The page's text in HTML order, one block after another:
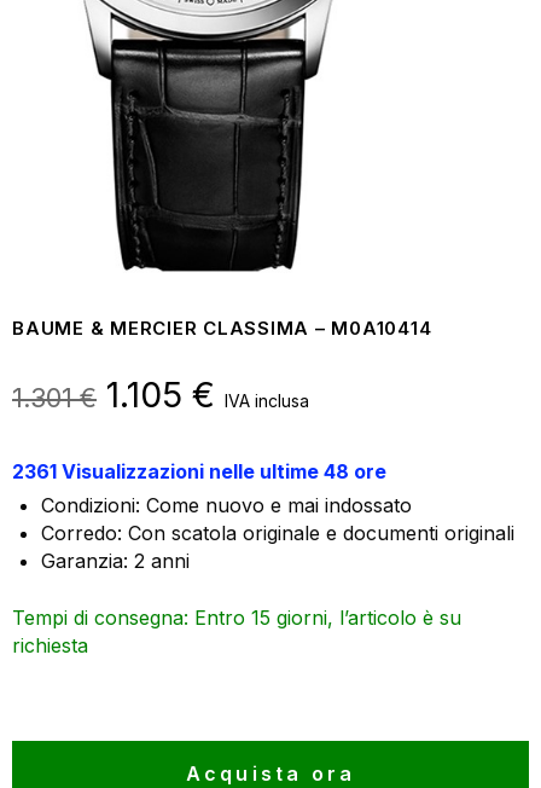
BAUME & MERCIER CLASSIMA – M0A10414
1.301€ Il
originale
era:
1.301 €.
1.105 € Il
attuale
è:
IVA inclusa
2361 Visualizzazioni nelle ultime 48 ore
Condizioni: Come nuovo e mai indossato
Corredo: Con scatola originale e documenti originali
Garanzia: 2 anni
Tempi di consegna: Entro 15 giorni, l’articolo è su
richiesta
Acquista ora